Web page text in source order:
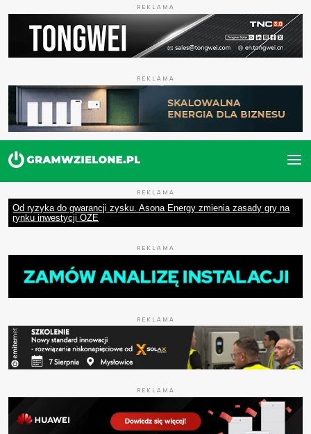
REKLAMA
REKLAMA
REKLAMA
Od ryzyka do gwarancji zysku. Asona Energy zmienia zasady gry na
rynku inwestycji OZE
REKLAMA
REKLAMA
REKLAMA